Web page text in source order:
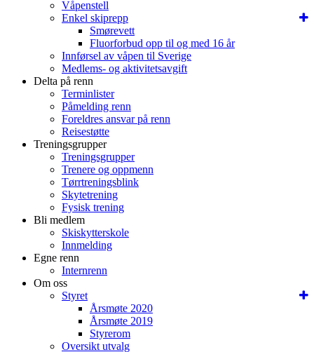
Våpenstell
Enkel skiprepp
Smørevett
Fluorforbud opp til og med 16 år
Innførsel av våpen til Sverige
Medlems- og aktivitetsavgift
Delta på renn
Terminlister
Påmelding renn
Foreldres ansvar på renn
Reisestøtte
Treningsgrupper
Treningsgrupper
Trenere og oppmenn
Tørrtreningsblink
Skytetrening
Fysisk trening
Bli medlem
Skiskytterskole
Innmelding
Egne renn
Internrenn
Om oss
Styret
Årsmøte 2020
Årsmøte 2019
Styrerom
Oversikt utvalg